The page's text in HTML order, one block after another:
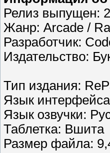
Релиз выпущен:
Жанр: Arcade /
Разработчик:
Издательство:
Тип издания:
Язык
Язык озвучки:
Таблетка: Вшита
Размер файла: